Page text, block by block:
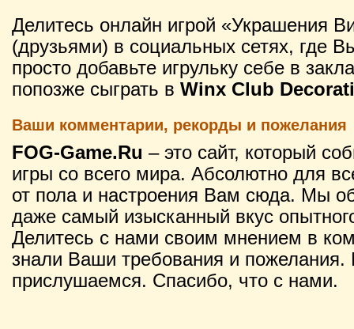
Делитесь онлайн игрой «Украшения
(друзьями) в социальных сетях, где
просто добавьте игрульку себе в
попозже сыграть в Winx Club
Ваши комментарии, рекорды и пожелания
FOG-Game.Ru – это сайт, который
игры со всего мира. Абсолютно для
от пола и настроения Вам сюда. Мы
даже самый изысканный вкус
Делитесь с нами своим мнением в
знали Ваши требования и
прислушаемся. Спасибо, что с нами.